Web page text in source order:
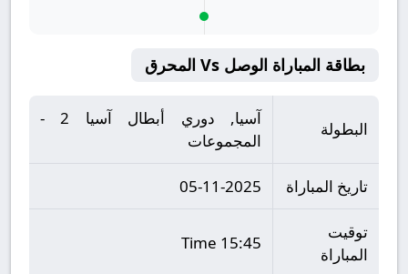
بطاقة المباراة الوصل Vs المحرق
البطولة
آسيا, دوري أبطال آسيا 2 -
المجموعات
تاريخ المباراة 05-11-2025
توقيت
المباراة
15:45 Time